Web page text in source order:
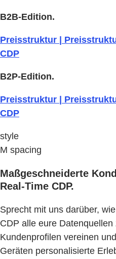
B2B-Edition.
Preisstruktur |
CDP
B2P-Edition.
Preisstruktur |
CDP
style
M spacing
Maßgeschneiderte
Real-Time CDP.
Sprecht mit uns darüber,
CDP alle eure
Kundenprofilen vereinen
Geräten personalisierte